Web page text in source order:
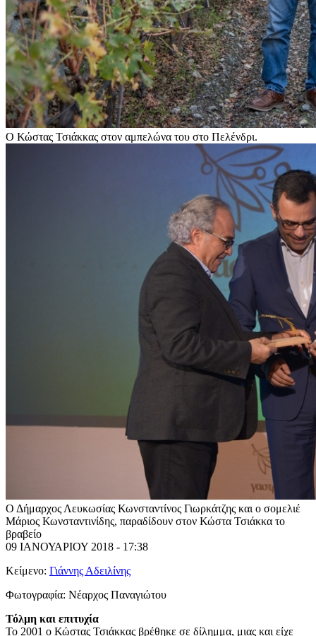
Ο Κώστας Τσιάκκας στον αμπελώνα του στο Πελένδρι.
Ο Δήμαρχος Λευκωσίας Κωνσταντίνος Γιωρκάτζης και ο σομελιέ
Μάριος Κωνσταντινίδης, παραδίδουν στον Κώστα Τσιάκκα το
βραβείο
09 ΙΑΝΟΥΑΡΙΟΥ 2018 - 17:38
Κείμενο: Γιάννης Αδειλίνης
Φωτογραφία: Νέαρχος Παναγιώτου
Τόλμη και επιτυχία
Το 2001 ο Κώστας Τσιάκκας βρέθηκε σε δίλημμα, μιας και είχε